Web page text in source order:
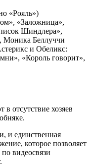
«Рояль»)
«Заложница»,
Шиндлера»,
Моника Беллуччи
и Обеликс:
«Король говорит»,
отсутствие хозяев
и единственная
которое позволяет
видеосвязи